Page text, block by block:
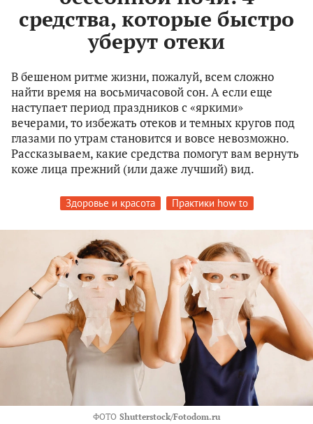
средства, которые быстро
уберут отеки
В бешеном ритме жизни, пожалуй, всем сложно
найти время на восьмичасовой сон. А если еще
наступает период праздников с «яркими»
вечерами, то избежать отеков и темных кругов под
глазами по утрам становится и вовсе невозможно.
Рассказываем, какие средства помогут вам вернуть
коже лица прежний (или даже лучший) вид.
Здоровье и красота Практики how to
ФОТО Shutterstock/Fotodom.ru